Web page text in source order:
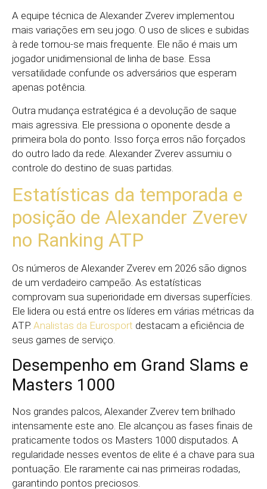
A equipe técnica de Alexander Zverev implementou
mais variações em seu jogo. O uso de slices e subidas
à rede tornou-se mais frequente. Ele não é mais um
jogador unidimensional de linha de base. Essa
versatilidade confunde os adversários que esperam
apenas potência.
Outra mudança estratégica é a devolução de saque
mais agressiva. Ele pressiona o oponente desde a
primeira bola do ponto. Isso força erros não forçados
do outro lado da rede. Alexander Zverev assumiu o
controle do destino de suas partidas.
Estatísticas da temporada e
posição de Alexander Zverev
no Ranking ATP
Os números de Alexander Zverev em 2026 são dignos
de um verdadeiro campeão. As estatísticas
comprovam sua superioridade em diversas superfícies.
Ele lidera ou está entre os líderes em várias métricas da
ATP. Analistas da Eurosport destacam a eficiência de
seus games de serviço.
Desempenho em Grand Slams e
Masters 1000
Nos grandes palcos, Alexander Zverev tem brilhado
intensamente este ano. Ele alcançou as fases finais de
praticamente todos os Masters 1000 disputados. A
regularidade nesses eventos de elite é a chave para sua
pontuação. Ele raramente cai nas primeiras rodadas,
garantindo pontos preciosos.